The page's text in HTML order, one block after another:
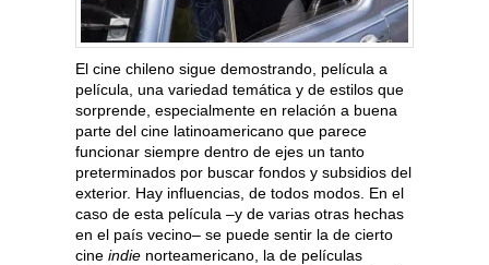
El cine chileno sigue demostrando, película a
película, una variedad temática y de estilos que
sorprende, especialmente en relación a buena
parte del cine latinoamericano que parece
funcionar siempre dentro de ejes un tanto
preterminados por buscar fondos y subsidios del
exterior. Hay influencias, de todos modos. En el
caso de esta película –y de varias otras hechas
en el país vecino– se puede sentir la de cierto
cine indie norteamericano, la de películas